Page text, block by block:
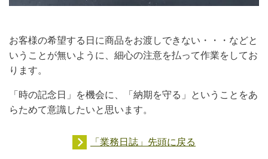
お客様の希望する日に商品をお渡しできない・・・などと
いうことが無いように、細心の注意を払って作業をしてお
ります。
「時の記念日」を機会に、「納期を守る」ということをあ
らためて意識したいと思います。
「業務日誌」先頭に戻る